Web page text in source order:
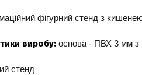
фігурний стенд з
виробу: основа - ПВХ 3 мм з
стенд